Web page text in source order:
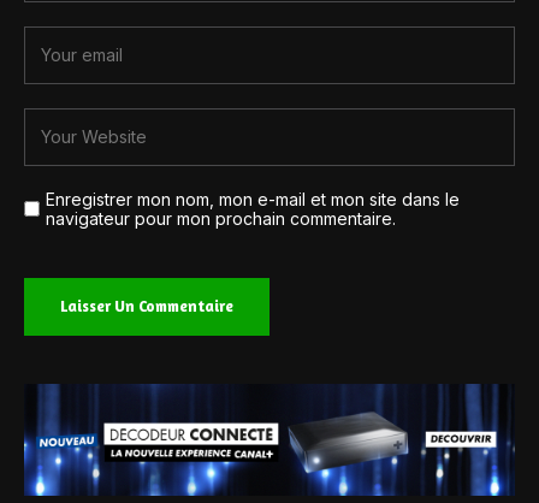
Enregistrer mon nom, mon e-mail et mon site dans le
navigateur pour mon prochain commentaire.